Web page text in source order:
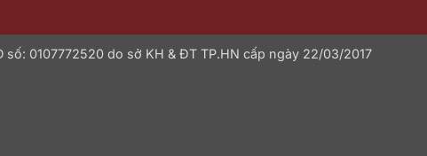
0107772520 do sở KH & ĐT TP.HN cấp ngày 22/03/2017